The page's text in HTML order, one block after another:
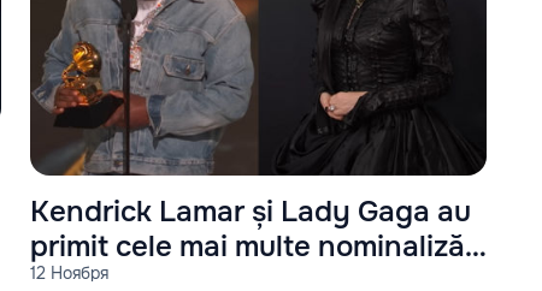
12 Ноября
Kendrick Lamar și Lady Gaga au
primit cele mai multe nominalizări
la Premiile Grammy